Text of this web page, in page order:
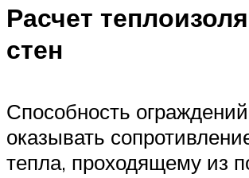
Расчет
стен
Способность ограждений
оказывать
тепла, проходящему из